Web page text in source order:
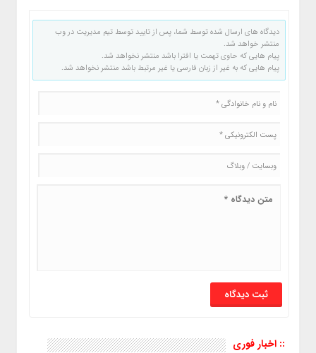
دیدگاه های ارسال شده توسط شما، پس از تایید توسط تیم مدیریت در وب
منتشر خواهد شد.
پیام هایی که حاوی تهمت یا افترا باشد منتشر نخواهد شد.
پیام هایی که به غیر از زبان فارسی یا غیر مرتبط باشد منتشر نخواهد شد.
:: اخبار فوری